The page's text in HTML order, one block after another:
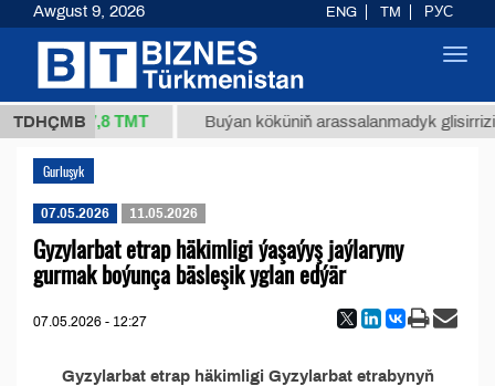
TDHÇMB
1 (kg.) 37,8 ТМТ Buýan köküniň arassalanmadyk
Gurluşyk
07.05.2026 11.05.2026
Gyzylarbat etrap häkimligi ýaşaýyş jaýlaryny
gurmak boýunça bäsleşik yglan edýär
07.05.2026 - 12:27
Gyzylarbat etrap häkimligi Gyzylarbat etrabynyň
Awgust 9, 2026 ENG TM РУС